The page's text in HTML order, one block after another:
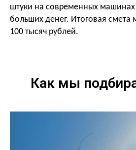
штуки на современных машинах
больших денег. Итоговая смета
100 тысяч рублей.
Как мы